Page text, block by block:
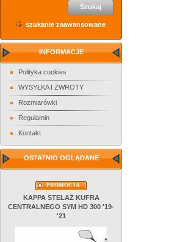
Szukaj
szukanie zaawansowane
INFORMACJE
Polityka cookies
WYSYŁKA I ZWROTY
Rozmiarówki
Regulamin
Kontakt
OSTATNIO OGLĄDANE
PROMOCJA
KAPPA STELAŻ KUFRA
CENTRALNEGO SYM HD 300 '19-
'21